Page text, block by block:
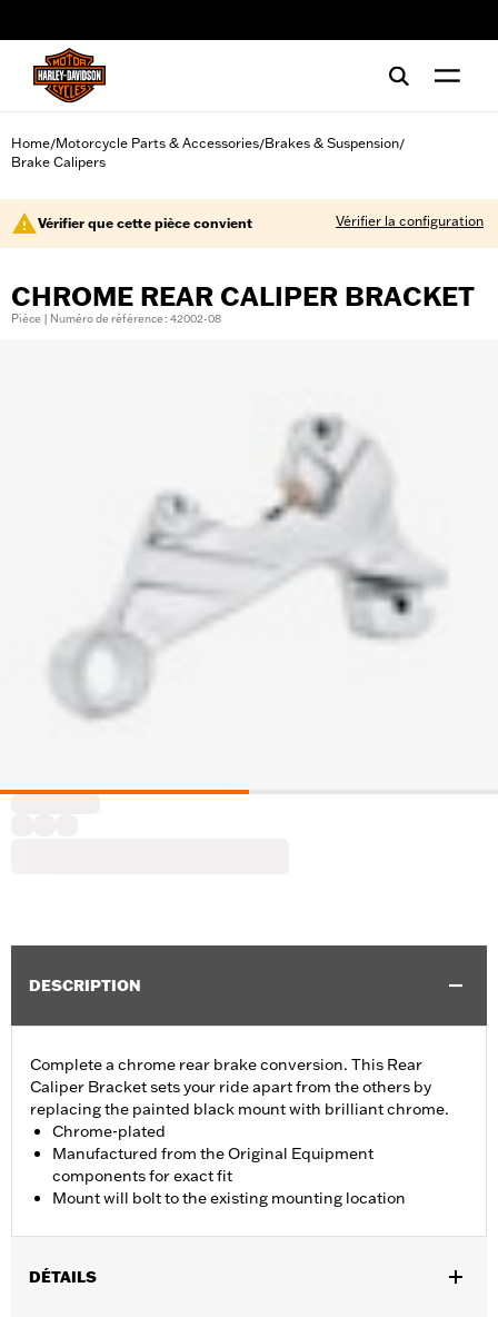
Home/Motorcycle Parts & Accessories/Brakes & Suspension/
Brake Calipers
Vérifier que cette pièce convient Vérifier la configuration
CHROME REAR CALIPER BRACKET
Pièce | Numéro de référence : 42002-08
DESCRIPTION
Complete a chrome rear brake conversion. This Rear
Caliper Bracket sets your ride apart from the others by
replacing the painted black mount with brilliant chrome.
Chrome-plated
Manufactured from the Original Equipment
components for exact fit
Mount will bolt to the existing mounting location
DÉTAILS